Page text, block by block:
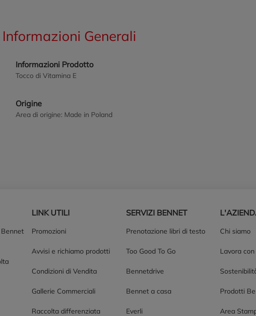
Informazioni Generali
Informazioni Prodotto
Tocco di Vitamina E
Origine
Area di origine: Made in Poland
LINK UTILI
Promozioni
Avvisi e richiamo prodotti
Condizioni di Vendita
Gallerie Commerciali
Raccolta differenziata
SERVIZI BENNET
Prenotazione libri di testo
Too Good To Go
Bennetdrive
Bennet a casa
Everli
Chi siamo
Lavora
Prodotti
Area